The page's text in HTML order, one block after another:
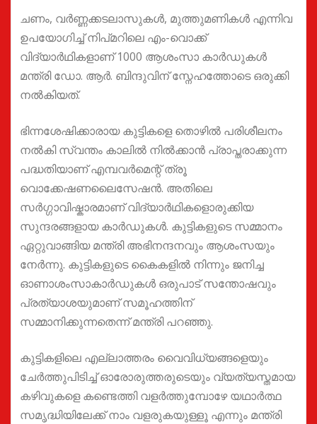
ചണം, വർണ്ണക്കടലാസുകൾ, മുത്തുമണികൾ എന്നിവ
ഉപയോഗിച്ച് നിപ്മറിലെ എം-വൊക്ക്
വിദ്യാർഥികളാണ് 1000 ആശംസാ കാർഡുകൾ
മന്ത്രി ഡോ. ആർ. ബിന്ദുവിന് സ്നേഹത്തോടെ ഒരുക്കി
നൽകിയത്.
ഭിന്നശേഷിക്കാരായ കുട്ടികളെ തൊഴിൽ പരിശീലനം
നൽകി സ്വന്തം കാലിൽ നിൽക്കാൻ പ്രാപ്തരാക്കുന്ന
പദ്ധതിയാണ് എമ്പവർമെന്റ് ത്രൂ
വൊക്കേഷണലൈസേഷൻ. അതിലെ
സർഗ്ഗാവിഷ്കാരമാണ് വിദ്യാർഥികളൊരുക്കിയ
സുന്ദരങ്ങളായ കാർഡുകൾ. കുട്ടികളുടെ സമ്മാനം
ഏറ്റുവാങ്ങിയ മന്ത്രി അഭിനന്ദനവും ആശംസയും
നേർന്നു. കുട്ടികളുടെ കൈകളിൽ നിന്നും ജനിച്ച
ഓണാശംസാകാർഡുകൾ ഒരുപാട് സന്തോഷവും
പ്രത്യാശയുമാണ് സമൂഹത്തിന്
സമ്മാനിക്കുന്നതെന്ന് മന്ത്രി പറഞ്ഞു.
കുട്ടികളിലെ എല്ലാത്തരം വൈവിധ്യങ്ങളെയും
ചേർത്തുപിടിച്ച് ഓരോരുത്തരുടെയും വ്യത്യസ്തമായ
കഴിവുകളെ കണ്ടെത്തി വളർത്തുമ്പോഴേ യഥാർത്ഥ
സമൃദ്ധിയിലേക്ക് നാം വളരുകയുള്ളൂ എന്നും മന്ത്രി